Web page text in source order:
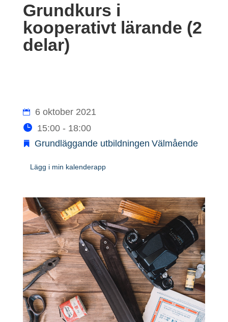
Grundkurs i
kooperativt lärande (2
delar)
6 oktober 2021
15:00 - 18:00
Grundläggande utbildningen Välmående
Lägg i min kalenderapp